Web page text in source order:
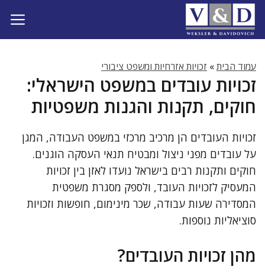
לדלג
לתוכן
עמוד הבית» זכויות אזרחיות ומשפט ציבורי
זכויות עובדים במשפט הישראלי:
חוקים, תקנות והגנות משפטיות
זכויות העובדים הן מרכיב מרכזי במשפט העבודה, המגן
על עובדים מפני ניצול ומבטיח תנאי העסקה הוגנים.
חוקים ותקנות רבים בישראל נועדו לאזן בין זכויות
המעסיק לזכויות העובד, ולספק מסגרת משפטית
המסדירה שעות עבודה, שכר מינימום, חופשות וזכויות
סוציאליות נוספות.
מהן זכויות העובדים?